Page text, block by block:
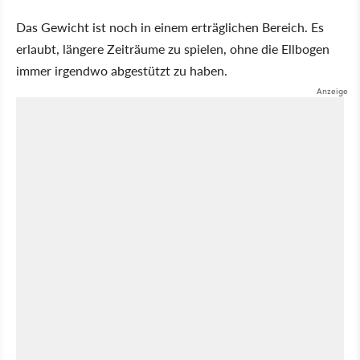
Das Gewicht ist noch in einem erträglichen Bereich. Es
erlaubt, längere Zeiträume zu spielen, ohne die Ellbogen
immer irgendwo abgestützt zu haben.